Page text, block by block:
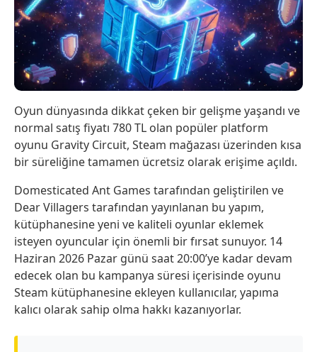
Oyun dünyasında dikkat çeken bir gelişme yaşandı ve
normal satış fiyatı 780 TL olan popüler platform
oyunu Gravity Circuit, Steam mağazası üzerinden kısa
bir süreliğine tamamen ücretsiz olarak erişime açıldı.
Domesticated Ant Games tarafından geliştirilen ve
Dear Villagers tarafından yayınlanan bu yapım,
kütüphanesine yeni ve kaliteli oyunlar eklemek
isteyen oyuncular için önemli bir fırsat sunuyor. 14
Haziran 2026 Pazar günü saat 20:00’ye kadar devam
edecek olan bu kampanya süresi içerisinde oyunu
Steam kütüphanesine ekleyen kullanıcılar, yapıma
kalıcı olarak sahip olma hakkı kazanıyorlar.